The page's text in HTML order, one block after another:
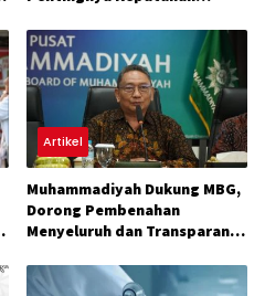
Artikel
Muhammadiyah Dukung MBG,
Dorong Pembenahan
Menyeluruh dan Transparansi